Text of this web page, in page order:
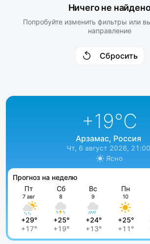
Ничего не
Попробуйте изменить фильтры или
направление
Сбросить
+19°C
Арзамас, Россия
Чт, 6 август 2026, 21:00
Ясно
Прогноз на неделю
Пт
7 авг
+29°
+17°
Сб
8
+25°
+19°
Вс
9
+24°
+13°
Пн
10
+25°
+11°